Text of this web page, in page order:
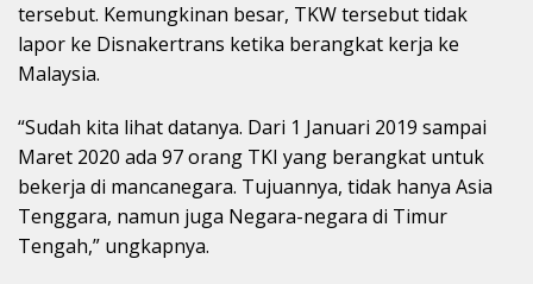
tersebut. Kemungkinan besar, TKW tersebut tidak
lapor ke Disnakertrans ketika berangkat kerja ke
Malaysia.
“Sudah kita lihat datanya. Dari 1 Januari 2019 sampai
Maret 2020 ada 97 orang TKI yang berangkat untuk
bekerja di mancanegara. Tujuannya, tidak hanya Asia
Tenggara, namun juga Negara-negara di Timur
Tengah,” ungkapnya.